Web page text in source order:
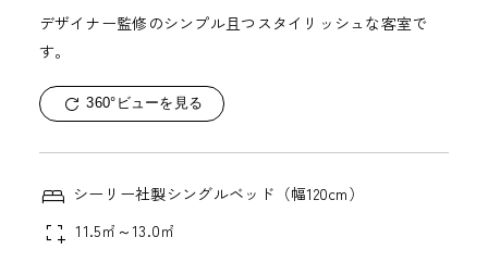
デザイナー監修のシンプル且つスタイリッシュな客室で
す。
360°ビューを見る
シーリー社製シングルベッド（幅120cm）
11.5㎡～13.0㎡